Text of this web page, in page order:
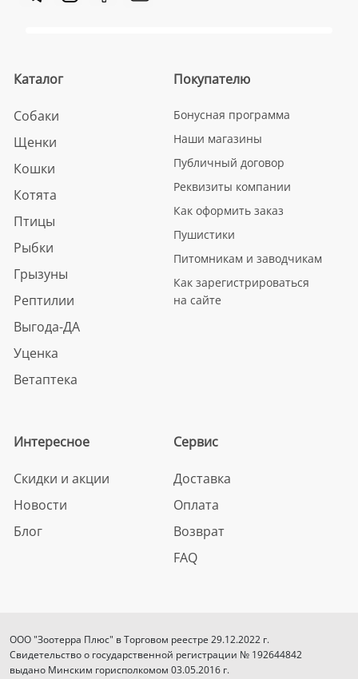
Каталог
Собаки
Щенки
Кошки
Котята
Птицы
Рыбки
Грызуны
Рептилии
Выгода-ДА
Уценка
Ветаптека
Покупателю
Бонусная программа
Наши магазины
Публичный договор
Реквизиты компании
Как оформить заказ
Пушистики
Питомникам и заводчикам
Как зарегистрироваться
на сайте
Интересное
Скидки и акции
Новости
Блог
Сервис
Доставка
Оплата
Возврат
FAQ
ООО "Зоотерра Плюс" в Торговом реестре 29.12.2022 г.
Свидетельство о государственной регистрации № 192644842
выдано Минским горисполкомом 03.05.2016 г.